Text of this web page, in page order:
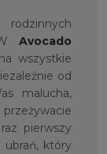
WAvocado
wszystkie
od
malucha,
pierwszy
ubrań, który